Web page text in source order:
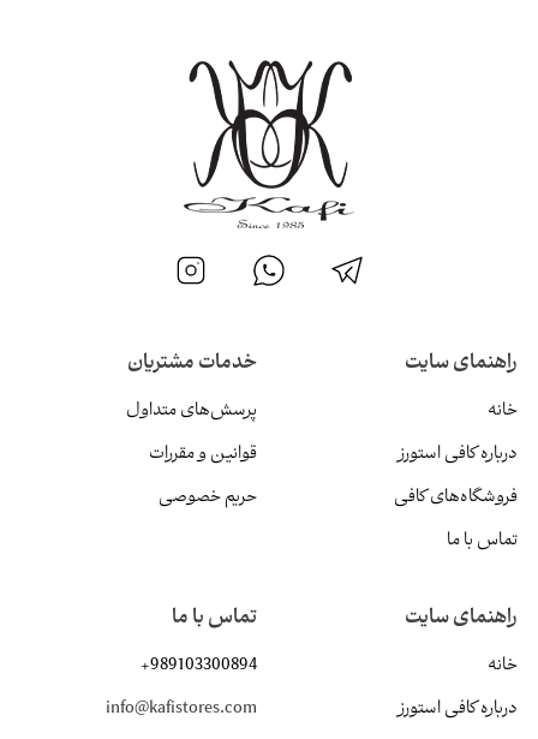
راهنمای سایت
خانه
درباره کافی استورز
فروشگاه‌های کافی
تماس با ما
خدمات مشتریان
پرسش‌های متداول
قوانین و مقررات
حریم خصوصی
راهنمای سایت
خانه
درباره کافی استورز
تماس با ما
+989103300894
info@kafistores.com